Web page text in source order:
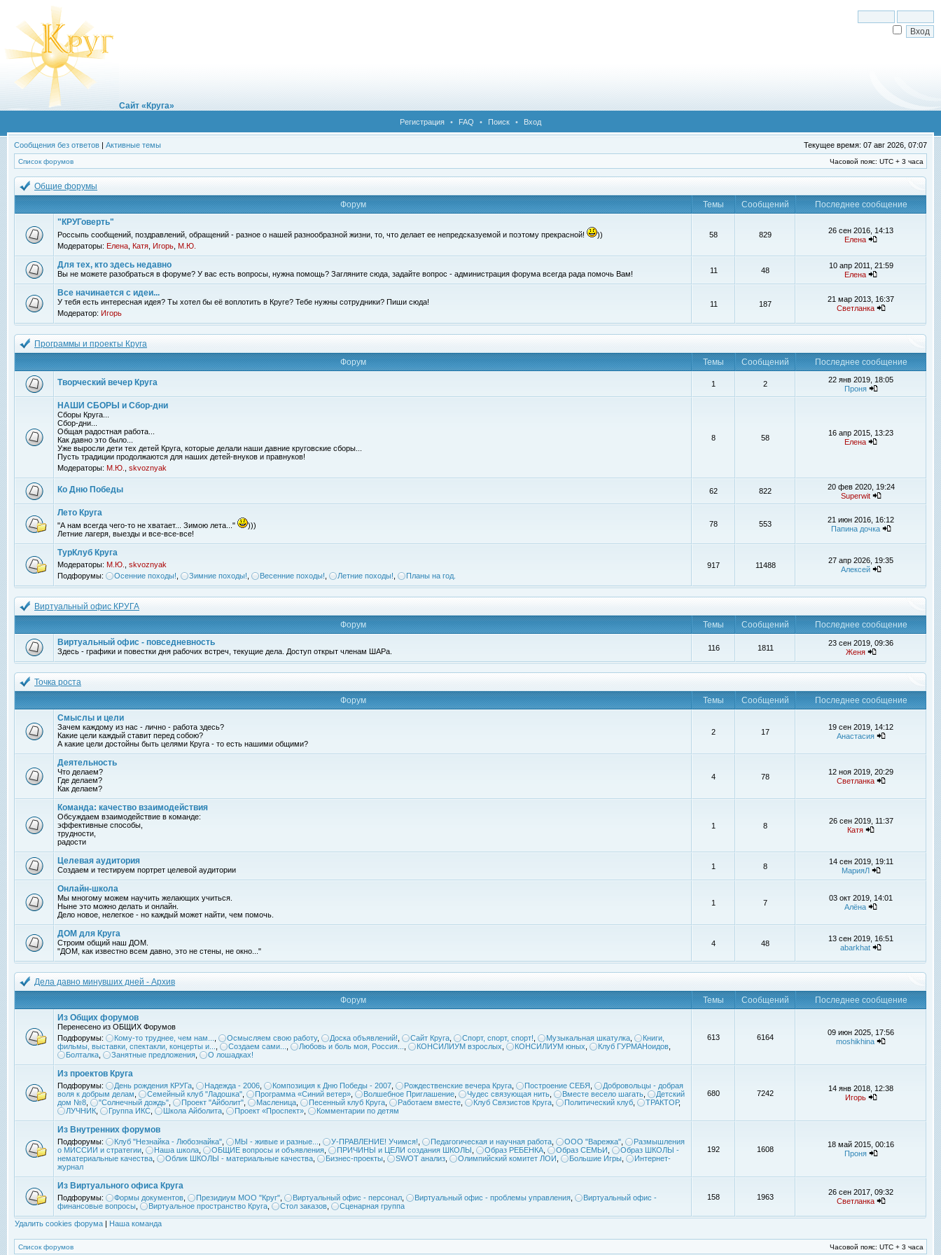
Сайт «Круга»
Регистрация • FAQ • Поиск • Вход
Сообщения без ответов | Активные темы Текущее время: 07 авг 2026, 07:07
Список форумов Часовой пояс: UTC + 3 часа
Общие форумы
Форум
Темы Сообщений
Последнее сообщение
"КРУГоверть"
Россыпь сообщений, поздравлений, обращений - разное о нашей разнообразной жизни, то, что делает ее непредсказуемой и поэтому прекрасной!
))
Модераторы: Елена Катя Игорь М.Ю.
58 829
26 сен 2016, 14:13
Елена
Для тех, кто здесь недавно
Вы не можете разобраться в форуме? У вас есть вопросы, нужна помощь? Загляните сюда, задайте вопрос - администрация форума всегда рада помочь Вам! 11 48
10 апр 2011, 21:59
Елена
Все начинается с идеи...
У тебя есть интересная идея? Ты хотел бы её воплотить в Круге? Тебе нужны сотрудники? Пиши сюда!
Модератор: Игорь
11 187
21 мар 2013, 16:37
Светланка
Программы и проекты Круга
Форум
Темы Сообщений Последнее сообщение
Творческий вечер Круга 1 2
22 янв 2019, 18:05
Проня
НАШИ СБОРЫ и Сбор-дни
Сборы Круга...
Сбор-дни...
Общая радостная работа...
Как давно это было...
Уже выросли дети тех детей Круга, которые делали наши давние круговские сборы...
Пусть традиции продолжаются для наших детей-внуков и правнуков!
Модераторы: М.Ю. skvoznyak
8 58
16 апр 2015, 13:23
Елена
Ко Дню Победы 62 822
20 фев 2020, 19:24
Superwit
Лето Круга
"А нам всегда чего-то не хватает... Зимою лета..."
)))
Летние лагеря, выезды и все-все-все!
78 553
21 июн 2016, 16:12
Папина дочка
ТурКлуб Круга
Модераторы: М.Ю.
skvoznyak
Подфорумы:
Осенние походы! Зимние походы! Весенние походы! Летние походы! Планы на год.
917 11488
27 апр 2026, 19:35
Алексей
Виртуальный офис КРУГА
Форум
Темы Сообщений
Последнее сообщение
Виртуальный офис - повседневность
Здесь - графики и повестки дня рабочих встреч, текущие дела. Доступ открыт членам ШАРа. 116 1811
23 сен 2019, 09:36
Женя
Точка роста
Форум
Темы Сообщений
Последнее сообщение
Смыслы и цели
Зачем каждому из нас - лично - работа здесь?
Какие цели каждый ставит перед собою?
А какие цели достойны быть целями Круга - то есть нашими общими?
2 17
19 сен 2019, 14:12
Анастасия
Деятельность
Что делаем?
Где делаем?
Как делаем?
4 78
12 ноя 2019, 20:29
Светланка
Команда: качество взаимодействия
Обсуждаем взаимодействие в команде:
эффективные способы,
трудности,
радости
1 8
26 сен 2019, 11:37
Катя
Целевая аудитория
Создаем и тестируем портрет целевой аудитории 1 8
14 сен 2019, 19:11
МарияЛ
Онлайн-школа
Мы многому можем научить желающих учиться.
Ныне это можно делать и онлайн.
Дело новое, нелегкое - но каждый может найти, чем помочь.
1 7
03 окт 2019, 14:01
Алёна
ДОМ для Круга
Строим общий наш ДОМ.
"ДОМ, как известно всем давно, это не стены, не окно..."
4 48
13 сен 2019, 16:51
abarkhat
Дела давно минувших дней - Архив
Форум
Темы Сообщений
Последнее сообщение
Из Общих форумов
Перенесено из ОБЩИХ Форумов
Подфорумы:
Кому-то труднее, чем нам... Осмысляем свою работу, Доска объявлений! Сайт Круга Спорт, спорт, спорт! Музыкальная шкатулка
Книги,
фильмы, выставки, спектакли, концерты и...
Создаем сами... Любовь и боль моя, Россия... КОНСИЛИУМ взрослых КОНСИЛИУМ юных Клуб ГУРМАНоидов
Болталка
Занятные предложения О лошадках!
613 6164
09 июн 2025, 17:56
moshikhina
Из проектов Круга
Подфорумы: День рождения КРУГа Надежда - 2006 Композиция к Дню Победы - 2007 Рождественские вечера Круга Построение СЕБЯ
Добровольцы - добрая
воля к добрым делам
Семейный клуб "Ладошка" Программа «Синий ветер» Волшебное Приглашение Чудес связующая нить Вместе весело шагать
Детский
дом №8
"Солнечный дождь" Проект "Айболит" Масленица Песенный клуб Круга Работаем вместе Клуб Связистов Круга Политический клуб ТРАКТОР,
ЛУЧНИК
Группа ИКС Школа Айболита Проект «Проспект» Комментарии по детям
680 7242
14 янв 2018, 12:38
Игорь
Из Внутренних форумов
Подфорумы: Клуб "Незнайка - Любознайка" МЫ - живые и разные... У-ПРАВЛЕНИЕ! Учимся! Педагогическая и научная работа ООО "Варежка"
Размышления
о МИССИИ и стратегии
Наша школа ОБЩИЕ вопросы и объявления ПРИЧИНЫ и ЦЕЛИ создания ШКОЛЫ Образ РЕБЕНКА Образ СЕМЬИ
Образ ШКОЛЫ -
нематериальные качества
Облик ШКОЛЫ - материальные качества Бизнес-проекты SWOT анализ Олимпийский комитет ЛОИ Большие Игры
Интернет-
журнал
192 1608
18 май 2015, 00:16
Проня
Из Виртуального офиса Круга
Подфорумы: Формы документов Президиум МОО "Круг" Виртуальный офис - персонал Виртуальный офис - проблемы управления
Виртуальный офис -
финансовые вопросы
Виртуальное пространство Круга Стол заказов Сценарная группа
158 1963
26 сен 2017, 09:32
Светланка
Удалить cookies форума | Наша команда
Список форумов Часовой пояс: UTC + 3 часа